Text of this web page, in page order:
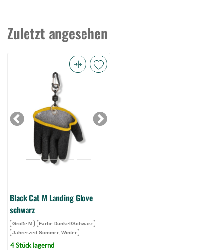
Zuletzt angesehen
Landing
Glove
schwarz
Previous Next
Black Cat M Landing Glove
schwarz
Größe M
Farbe Dunkel/Schwarz
Jahreszeit Sommer, Winter
4 Stück lagernd